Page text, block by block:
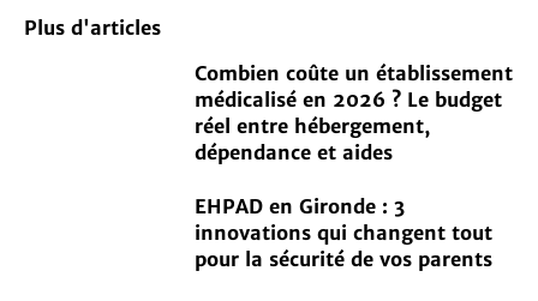
Plus d'articles
Combien coûte un établissement
médicalisé en 2026 ? Le budget
réel entre hébergement,
dépendance et aides
EHPAD en Gironde : 3
innovations qui changent tout
pour la sécurité de vos parents